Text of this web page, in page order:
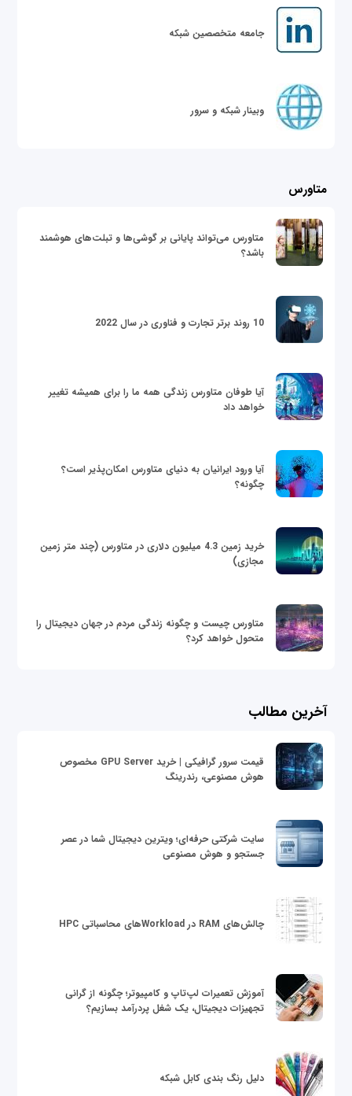
جامعه متخصصین شبکه
وبینار شبکه و سرور
متاورس
متاورس می‌تواند پایانی بر گوشی‌ها و تبلت‌های هوشمند
باشد؟
10 روند برتر تجارت و فناوری در سال 2022
آیا طوفان متاورس زندگی همه ما را برای همیشه تغییر
خواهد داد
آیا ورود ایرانیان به دنیای متاورس امکان‌پذیر است؟
چگونه؟
خرید زمین 4.3 میلیون دلاری در متاورس (چند متر زمین
مجازی)
متاورس چیست و چگونه زندگی مردم در جهان دیجیتال را
متحول خواهد کرد؟
آخرین مطالب
قیمت سرور گرافیکی | خرید GPU Server مخصوص
هوش مصنوعی، رندرینگ
سایت شرکتی حرفه‌ای؛ ویترین دیجیتال شما در عصر
جستجو و هوش مصنوعی
چالش‌های RAM در Workloadهای محاسباتی HPC
آموزش تعمیرات لپ‌تاپ و کامپیوتر؛ چگونه از گرانی
تجهیزات دیجیتال، یک شغل پردرآمد بسازیم؟
دلیل رنگ بندی کابل شبکه